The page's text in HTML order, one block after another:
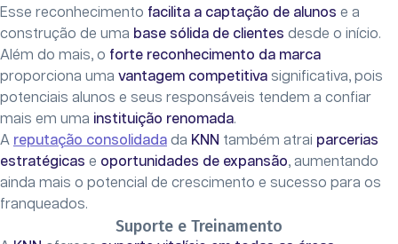
Esse reconhecimento facilita a captação de alunos e a
construção de uma base sólida de clientes desde o início.
Além do mais, o forte reconhecimento da marca
proporciona uma vantagem competitiva significativa, pois
potenciais alunos e seus responsáveis tendem a confiar
mais em uma instituição renomada.
A reputação consolidada da KNN também atrai parcerias
estratégicas e oportunidades de expansão, aumentando
ainda mais o potencial de crescimento e sucesso para os
franqueados.
Suporte e Treinamento